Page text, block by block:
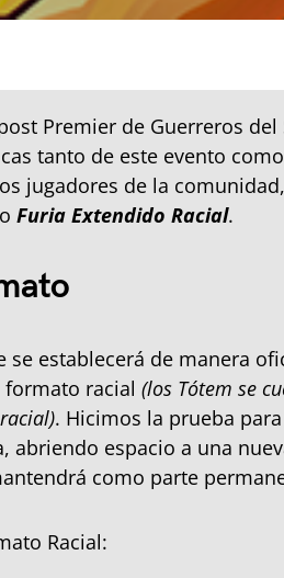
Premier de Guerreros del
tanto de este evento
jugadores de la
Furia Extendido Racial.
establecerá de manera
formato racial (los Tótem se
. Hicimos la prueba
abriendo espacio a una
como parte
Racial: